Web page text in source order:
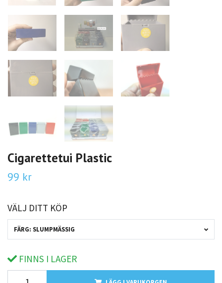
Cigarettetui Plastic
99 kr
VÄLJ DITT KÖP
FÄRG: SLUMPMÄSSIG
FINNS I LAGER